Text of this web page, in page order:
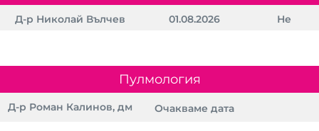
Д-р Николай Вълчев 01.08.2026 Не
Пулмология
Д-р Роман Калинов, дм Очакваме дата